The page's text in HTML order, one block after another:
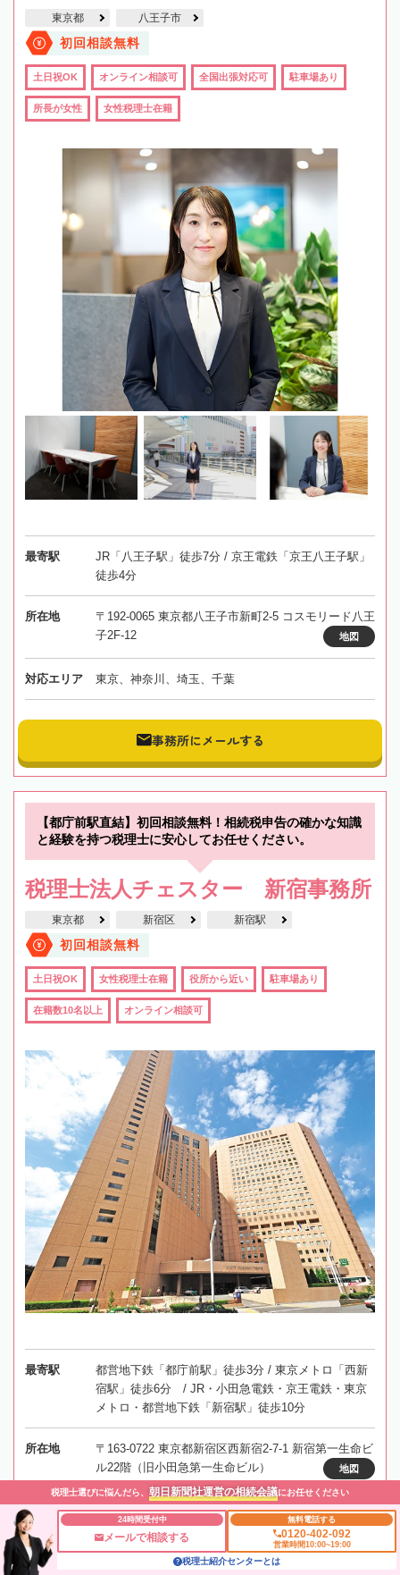
東京都 八王子市
初回相談無料
土日祝OK オンライン相談可 全国出張対応可 駐車場あり
所長が女性 女性税理士在籍
最寄駅
JR「八王子駅」徒歩7分 / 京王電鉄「京王八王子駅」
徒歩4分
所在地
〒192-0065 東京都八王子市新町2-5 コスモリード八王
子2F-12
地図
対応エリア 東京、神奈川、埼玉、千葉
事務所にメールする
【都庁前駅直結】初回相談無料！相続税申告の確かな知識
と経験を持つ税理士に安心してお任せください。
税理士法人チェスター 新宿事務所
東京都 新宿区 新宿駅
初回相談無料
土日祝OK 女性税理士在籍 役所から近い 駐車場あり
在籍数10名以上 オンライン相談可
最寄駅
都営地下鉄「都庁前駅」徒歩3分 / 東京メトロ「西新
宿駅」徒歩6分 / JR・小田急電鉄・京王電鉄・東京
メトロ・都営地下鉄「新宿駅」徒歩10分
所在地
〒163-0722 東京都新宿区西新宿2-7-1 新宿第一生命ビ
ル22階（旧小田急第一生命ビル）
地図
対応エリア 東京、神奈川、埼玉、千葉
税理士選びに悩んだら、 朝日新聞社運営の相続会議にお任せください
24時間受付中
メールで相談する
無料電話する
0120-402-092
営業時間10:00~19:00
税理士紹介センターとは